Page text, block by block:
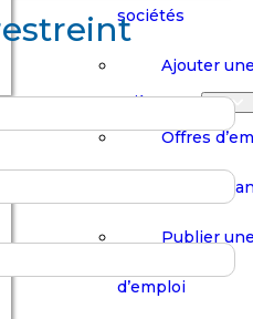
Panier
Boutique
sociétés
Ajouter
Carrières
Offres
Stages /
Publier
d’emploi